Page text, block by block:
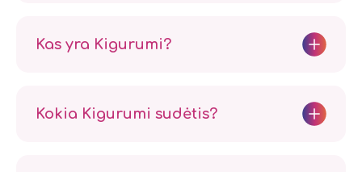
Kas yra Kigurumi?
Kokia Kigurumi sudėtis?